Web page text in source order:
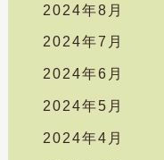
2024年8月
2024年7月
2024年6月
2024年5月
2024年4月